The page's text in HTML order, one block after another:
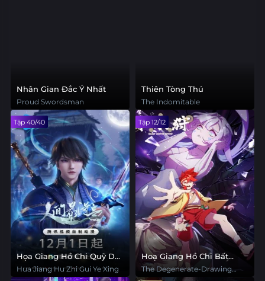
Nhân Gian Đắc Ý Nhất
Proud Swordsman
Thiên Tòng Thú
The Indomitable
Tập 40/40
Họa Giang Hồ Chi Quỹ Dạ
Hành
Hua Jiang Hu Zhi Gui Ye Xing
Tập 12/12
Hoạ Giang Hồ Chi Bất
Lương Nhân Phần 5
The Degenerate-Drawing